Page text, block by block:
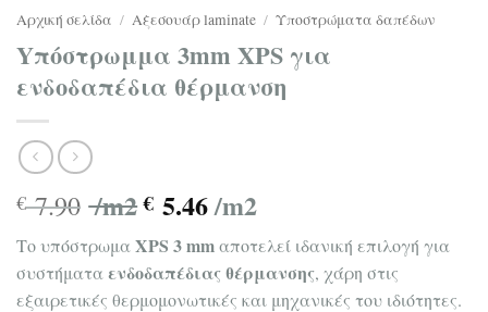
Αρχική σελίδα / Αξεσουάρ laminate / Υποστρώματα δαπέδων
Yπόστρωμμα 3mm XPS για
ενδοδαπέδια θέρμανση
€7.90 /m2 € 5.46/m2
Το υπόστρωμαXPS 3 mmαποτελεί ιδανική επιλογή για
συστήματαενδοδαπέδιας θέρμανσης, χάρη στις
εξαιρετικές θερμομονωτικές και μηχανικές του ιδιότητες.